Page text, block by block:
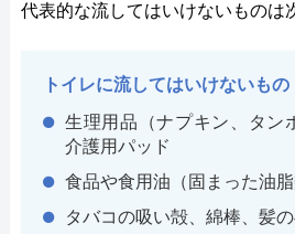
代表的な流してはいけないものは
トイレに流してはいけないもの
生理用品（ナプキン、タン
介護用パッド
食品や食用油（固まった油脂
タバコの吸い殻、綿棒、髪